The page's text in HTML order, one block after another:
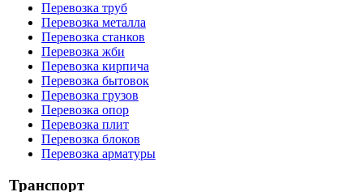
Перевозка труб
Перевозка металла
Перевозка станков
Перевозка жби
Перевозка кирпича
Перевозка бытовок
Перевозка грузов
Перевозка опор
Перевозка плит
Перевозка блоков
Перевозка арматуры
Транспорт